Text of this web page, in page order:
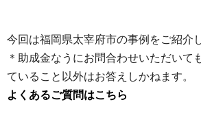
今回は福岡県太宰府市の事例をご紹介
＊助成金なうにお問合わせいただいて
ていること以外はお答えしかねます。
よくあるご質問はこちら